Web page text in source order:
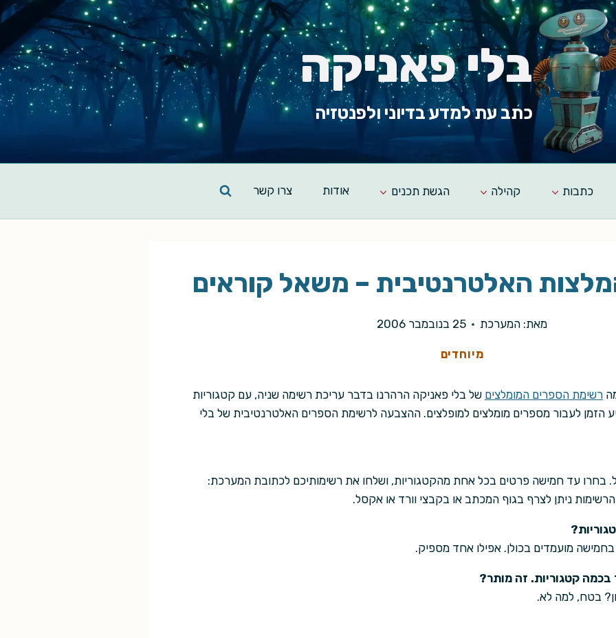
בלי פאניקה
כתב עת למדע בדיוני ולפנטזיה
כתבות קהילה הגשת תכנים אודות צרו קשר
האלטרנטיבית – משאל קוראים
מאת: המערכת 25 בנובמבר 2006
מיוחדים
רשימת הספרים המומלצים של בלי פאניקה הרהרנו בדבר עריכת רשימה שניה, עם קטגוריות
הזמן לעבור מספרים מומלצים למופלצים. ההצבעה לרשימת הספרים האלטרנטיבית של בלי
עד חמישה פרטים בכל אחת מהקטגוריות, ושלחו את רשימותיכם לכתובת המערכת:
בחמישה מועמדים בכולן. אפילו אחד מספיק.
בכמה קטגוריות. זה מותר?
בטח, למה לא.